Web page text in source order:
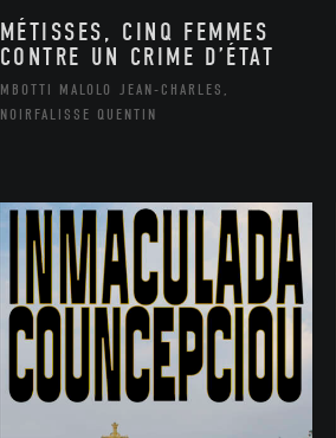
MÉTISSES, CINQ FEMMES
CONTRE UN CRIME D’ÉTAT
MBOTTI MALOLO JEAN-CHARLES,
NOIRFALISSE QUENTIN